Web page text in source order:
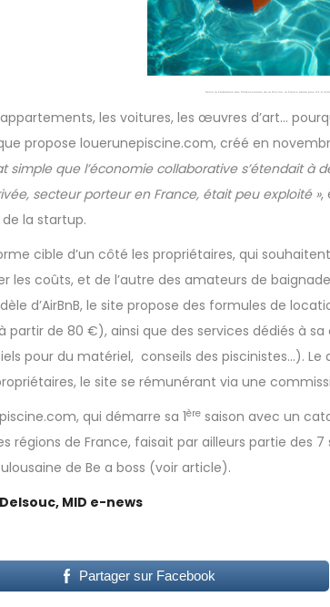
Selon la Fédération des Professionnels de la Piscine, la France abrite plus d’1,9
les voitures, les œuvres d’art…
propose louerunepiscine.com, créé en
simple que l’économie collaborative s’étendait à
secteur porteur en France, était peu exploité »,
la startup.
cible d’un côté les propriétaires, qui
les coûts, et de l’autre des amateurs de
d’AirBnB, le site propose des formules de
partir de 80 €), ainsi que des services dédiés à
pour du matériel, conseils des piscinistes…).
le site se rémunérant via une
qui démarre sa 1ère saison avec un
régions de France, faisait par ailleurs partie des
de Be a boss (voir article).
MID e-news
Partager sur Facebook